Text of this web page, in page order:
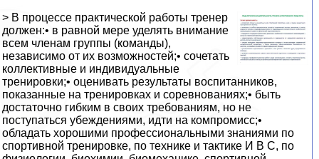
> В процессе практической работы тренер
должен:• в равной мере уделять внимание
всем членам группы (команды),
независимо от их возможностей;• сочетать
коллективные и индивидуальные
тренировки;• оценивать результаты воспитанников,
показанные на тренировках и соревнованиях;• быть
достаточно гибким в своих требованиям, но не
поступаться убеждениями, идти на компромисс;•
обладать хорошими профессиональными знаниями по
спортивной тренировке, по технике и тактике И В С, по